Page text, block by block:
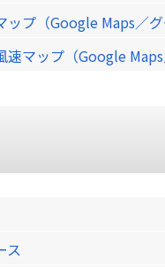
ップ（Google Maps／
速マップ（Google
ス